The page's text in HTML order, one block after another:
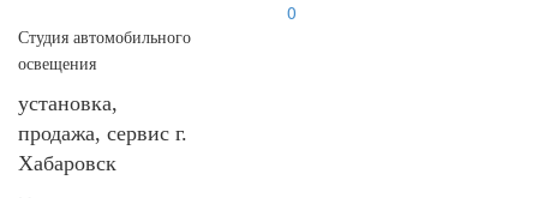
Студия автомобильного
освещения
установка,
продажа, сервис г.
Хабаровск
0